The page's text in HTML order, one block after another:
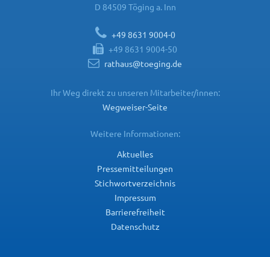
D 84509 Töging a. Inn
+49 8631 9004-0
+49 8631 9004-50
rathaus@toeging.de
Ihr Weg direkt zu unseren Mitarbeiter/innen:
Wegweiser-Seite
Weitere Informationen:
Aktuelles
Pressemitteilungen
Stichwortverzeichnis
Impressum
Barrierefreiheit
Datenschutz